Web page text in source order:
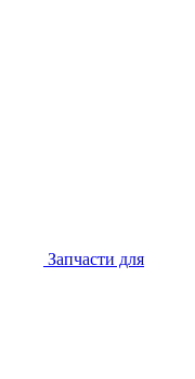
Запчасти для